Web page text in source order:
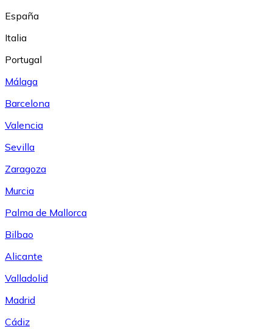
España
Italia
Portugal
Málaga
Barcelona
Valencia
Sevilla
Zaragoza
Murcia
Palma de Mallorca
Bilbao
Alicante
Valladolid
Madrid
Cádiz